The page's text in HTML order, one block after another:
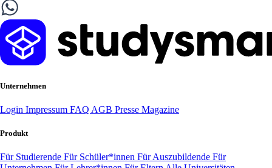
Unternehmen
Login Impressum FAQ AGB Presse Magazine
Produkt
Für Studierende Für Schüler*innen Für Auszubildende Für